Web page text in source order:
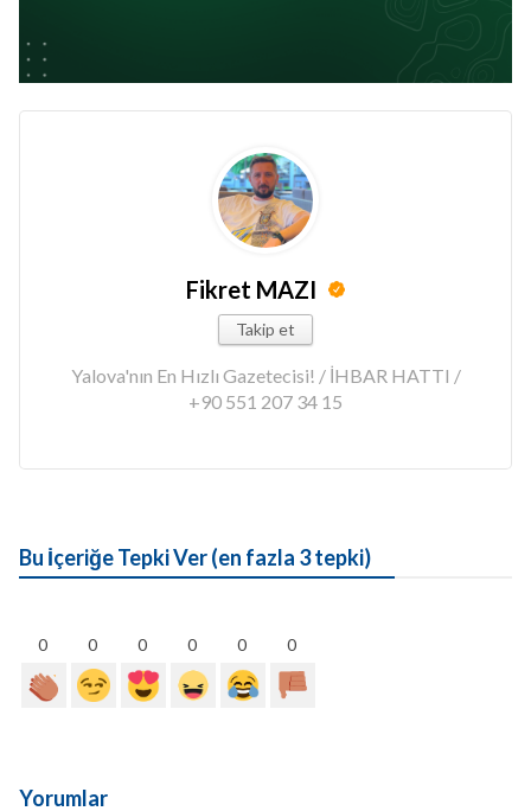
Fikret MAZI
Takip et
Yalova'nın En Hızlı Gazetecisi! / İHBAR HATTI /
+90 551 207 34 15
Bu İçeriğe Tepki Ver (en fazla 3 tepki)
0 0 0 0 0 0
Yorumlar